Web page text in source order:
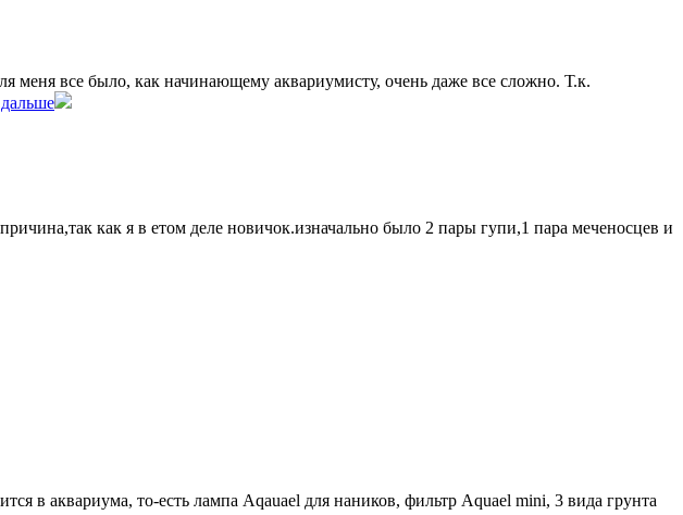
меня все было, как начинающему аквариумисту, очень даже все сложно. Т.к.
дальше
как я в етом деле новичок.изначально было 2 пары гупи,1 пара меченосцев и
в аквариума, то-есть лампа Aqauael для наников, фильтр Aquael mini, 3 вида грунта